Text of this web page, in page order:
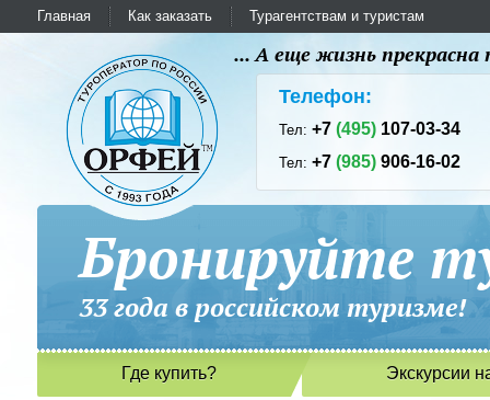
Главная Как заказать Турагентствам и туристам
... А еще жизнь
Телефон:
Тел:+7(495) 107-03-34
Тел:+7(985) 906-16-02
Бронируйте
33 года в российском
Где купить? Экскурсии